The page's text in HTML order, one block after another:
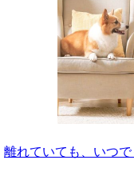
離れていても、いつで